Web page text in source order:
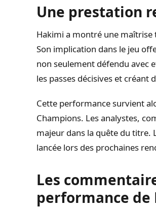
Une prestation
Hakimi a montré une
Son implication dans le jeu
non seulement défendu avec
les passes décisives et créant
Cette performance survient
Champions. Les analystes,
majeur dans la quête du titre.
lancée lors des prochaines
Les
performance de